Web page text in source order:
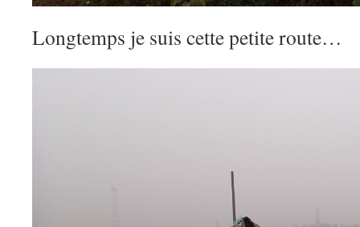
Longtemps je suis cette petite route…